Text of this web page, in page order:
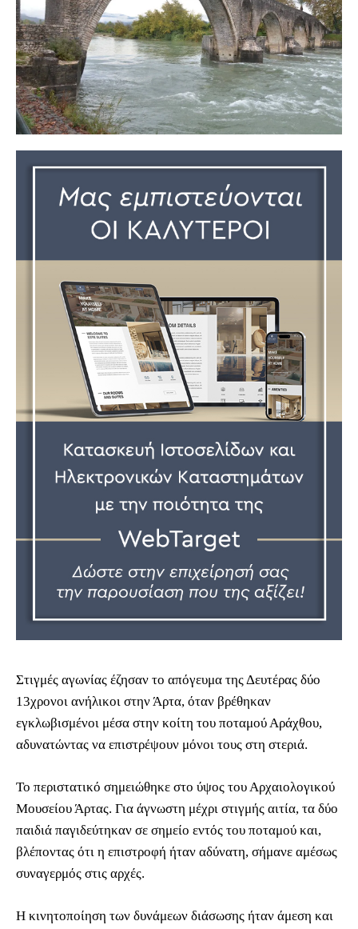
Στιγμές αγωνίας έζησαν το απόγευμα της Δευτέρας δύο
13χρονοι ανήλικοι στην Άρτα, όταν βρέθηκαν
εγκλωβισμένοι μέσα στην κοίτη του ποταμού Αράχθου,
αδυνατώντας να επιστρέψουν μόνοι τους στη στεριά.
Το περιστατικό σημειώθηκε στο ύψος του Αρχαιολογικού
Μουσείου Άρτας. Για άγνωστη μέχρι στιγμής αιτία, τα δύο
παιδιά παγιδεύτηκαν σε σημείο εντός του ποταμού και,
βλέποντας ότι η επιστροφή ήταν αδύνατη, σήμανε αμέσως
συναγερμός στις αρχές.
Η κινητοποίηση των δυνάμεων διάσωσης ήταν άμεση και